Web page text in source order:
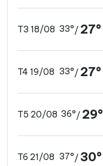
T3 18/08 33°/ 27°
T4 19/08 33°/ 27°
T5 20/08 36°/ 29°
T6 21/08 37°/30°